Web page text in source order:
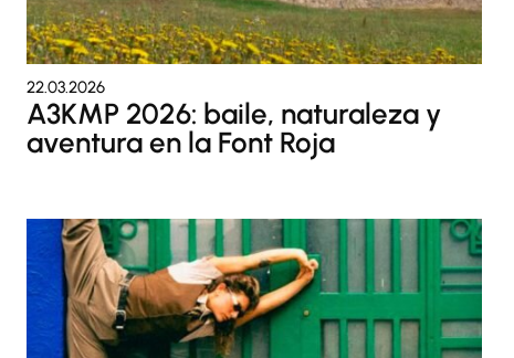
22.03.2026
A3KMP 2026: baile, naturaleza y
aventura en la Font Roja